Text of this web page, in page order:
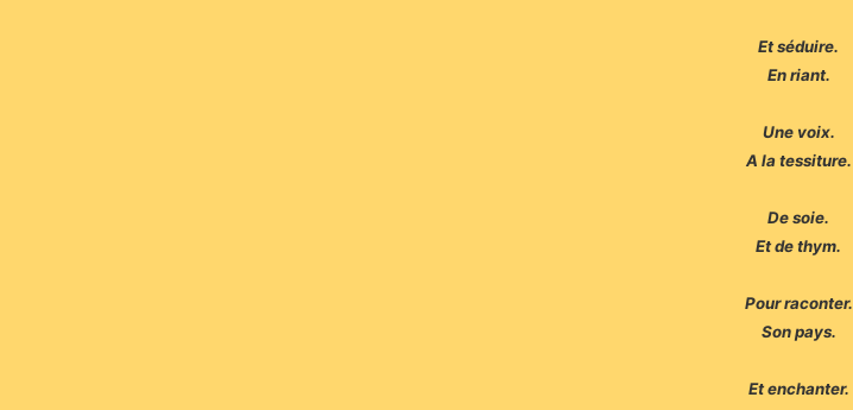
Et séduire.
En riant.
Une voix.
A la tessiture.
De soie.
Et de thym.
Pour raconter.
Son pays.
Et enchanter.